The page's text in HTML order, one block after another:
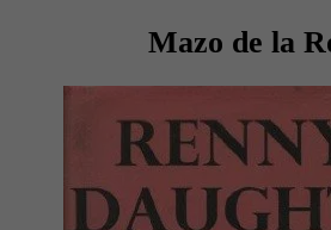
Mazo de la